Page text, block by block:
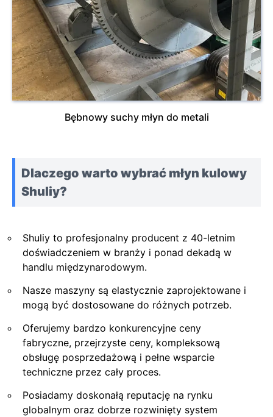
Bębnowy suchy młyn do metali
Dlaczego warto wybrać młyn kulowy
Shuliy?
Shuliy to profesjonalny producent z 40-letnim
doświadczeniem w branży i ponad dekadą w
handlu międzynarodowym.
Nasze maszyny są elastycznie zaprojektowane i
mogą być dostosowane do różnych potrzeb.
Oferujemy bardzo konkurencyjne ceny
fabryczne, przejrzyste ceny, kompleksową
obsługę posprzedażową i pełne wsparcie
techniczne przez cały proces.
Posiadamy doskonałą reputację na rynku
globalnym oraz dobrze rozwinięty system